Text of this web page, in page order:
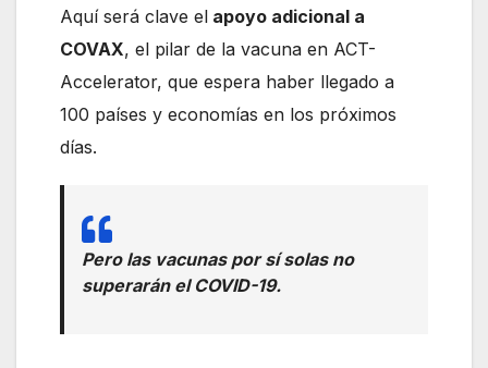
Aquí será clave el apoyo adicional a
COVAX, el pilar de la vacuna en ACT-
Accelerator, que espera haber llegado a
100 países y economías en los próximos
días.
Pero las vacunas por sí solas no
superarán el COVID-19.